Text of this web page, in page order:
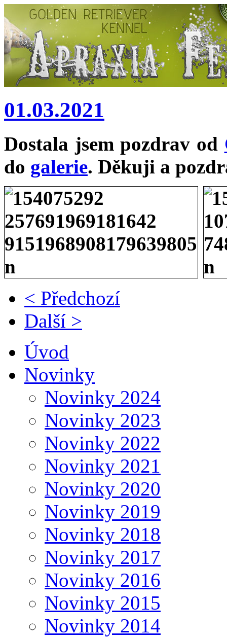
01.03.2021
Dostala jsem pozdrav od
do galerie. Děkuji a
< Předchozí
Další >
Úvod
Novinky
Novinky 2024
Novinky 2023
Novinky 2022
Novinky 2021
Novinky 2020
Novinky 2019
Novinky 2018
Novinky 2017
Novinky 2016
Novinky 2015
Novinky 2014